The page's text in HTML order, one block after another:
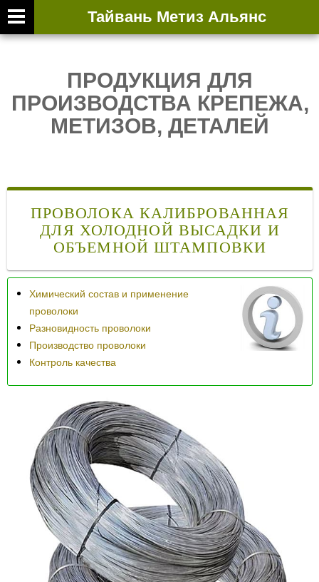
Тайвань Метиз Альянс
+886-
ПРОДУКЦИЯ ДЛЯ
ПРОИЗВОДСТВА КРЕПЕЖА,
МЕТИЗОВ, ДЕТАЛЕЙ
ПРОВОЛОКА КАЛИБРОВАННАЯ
ДЛЯ ХОЛОДНОЙ ВЫСАДКИ И
ОБЪЕМНОЙ ШТАМПОВКИ
Химический состав и применение
проволоки
Разновидность проволоки
Производство проволоки
Контроль качества